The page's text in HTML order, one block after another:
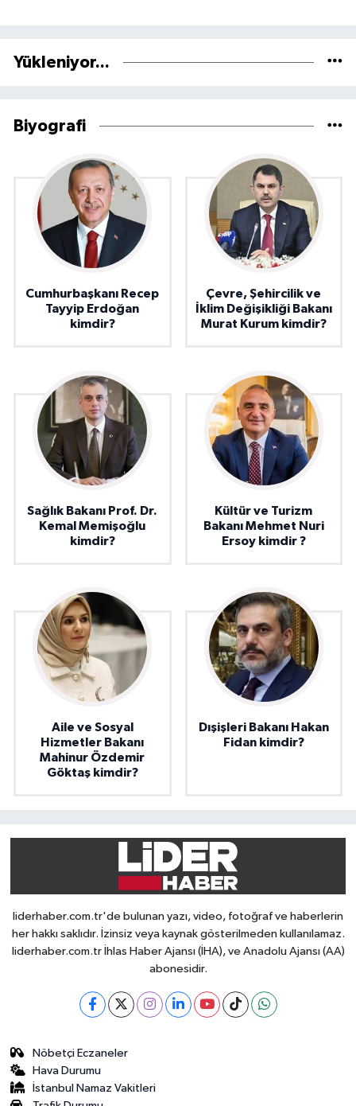
Yükleniyor...
Biyografi
Cumhurbaşkanı Recep
Tayyip Erdoğan
kimdir?
Çevre, Şehircilik ve
İklim Değişikliği Bakanı
Murat Kurum kimdir?
Sağlık Bakanı Prof. Dr.
Kemal Memişoğlu
kimdir?
Kültür ve Turizm
Bakanı Mehmet Nuri
Ersoy kimdir ?
Aile ve Sosyal
Hizmetler Bakanı
Mahinur Özdemir
Göktaş kimdir?
Dışişleri Bakanı Hakan
Fidan kimdir?
liderhaber.com.tr'de bulunan yazı, video, fotoğraf ve haberlerin
her hakkı saklıdır. İzinsiz veya kaynak gösterilmeden kullanılamaz.
liderhaber.com.tr İhlas Haber Ajansı (İHA), ve Anadolu Ajansı (AA)
abonesidir.
Nöbetçi Eczaneler
Hava Durumu
İstanbul Namaz Vakitleri